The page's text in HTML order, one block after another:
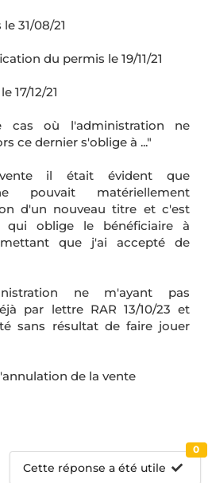
31/08/21
du permis le 19/11/21
17/12/21
cas où l'administration ne
ce dernier s'oblige à ..."
il était évident que
pouvait matériellement
d'un nouveau titre et c'est
oblige le bénéficiaire à
que j'ai accepté de
ne m'ayant pas
par lettre RAR 13/10/23 et
sans résultat de faire jouer
de la vente
Cette réponse a été utile
0